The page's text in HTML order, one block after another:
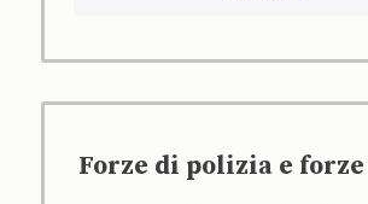
Forze di polizia e